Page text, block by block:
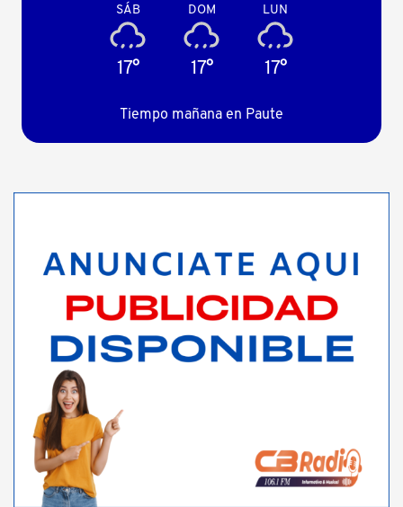
SÁB
17°
DOM
17°
LUN
17°
Tiempo mañana en Paute